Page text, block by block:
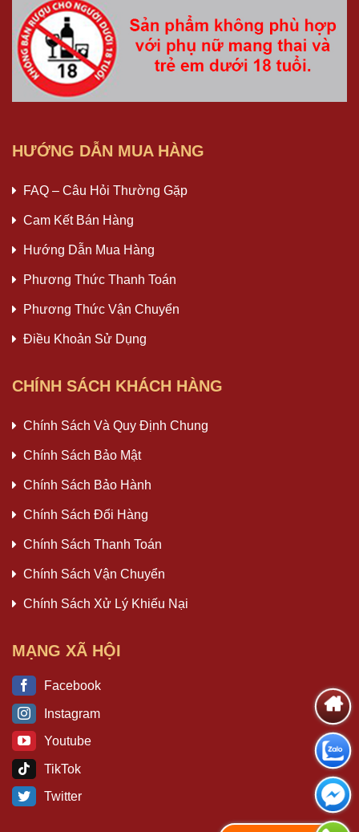
HƯỚNG DẪN MUA HÀNG
FAQ – Câu Hỏi Thường Gặp
Cam Kết Bán Hàng
Hướng Dẫn Mua Hàng
Phương Thức Thanh Toán
Phương Thức Vận Chuyển
Điều Khoản Sử Dụng
CHÍNH SÁCH KHÁCH HÀNG
Chính Sách Và Quy Định Chung
Chính Sách Bảo Mật
Chính Sách Bảo Hành
Chính Sách Đổi Hàng
Chính Sách Thanh Toán
Chính Sách Vận Chuyển
Chính Sách Xử Lý Khiếu Nại
MẠNG XÃ HỘI
Facebook
Instagram
Youtube
TikTok
Twitter